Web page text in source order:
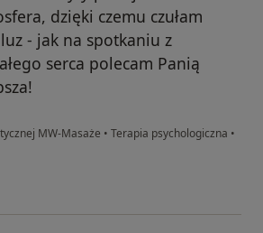
dzięki czemu czułam
- jak na spotkaniu z
serca polecam Panią
MW-Masaże • Terapia psychologiczna •